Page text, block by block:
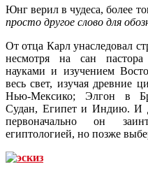
Юнг верил в чудеса, более
просто другое слово для
От отца Карл унаследовал
несмотря на сан пастора
науками и изучением
весь свет, изучая древние
Нью-Мексико; Элгон в
Судан, Египет и Индию. И
первоначально он
египтологией, но позже